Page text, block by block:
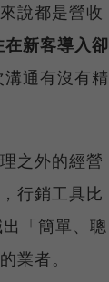
說都是營收
在新客導入卻
通有沒有精
之外的經營
行銷工具比
「簡單、聰
業者。